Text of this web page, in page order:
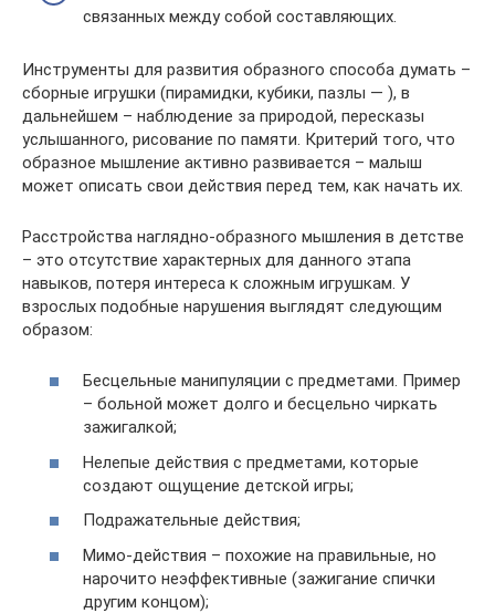
связанных между собой составляющих.
Инструменты для развития образного способа думать –
сборные игрушки (пирамидки, кубики, пазлы — ), в
дальнейшем – наблюдение за природой, пересказы
услышанного, рисование по памяти. Критерий того, что
образное мышление активно развивается – малыш
может описать свои действия перед тем, как начать их.
Расстройства наглядно-образного мышления в детстве
– это отсутствие характерных для данного этапа
навыков, потеря интереса к сложным игрушкам. У
взрослых подобные нарушения выглядят следующим
образом:
Бесцельные манипуляции с предметами. Пример
– больной может долго и бесцельно чиркать
зажигалкой;
Нелепые действия с предметами, которые
создают ощущение детской игры;
Подражательные действия;
Мимо-действия – похожие на правильные, но
нарочито неэффективные (зажигание спички
другим концом);